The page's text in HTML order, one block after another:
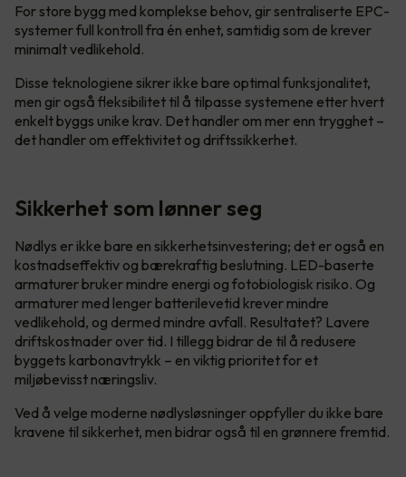
For store bygg med komplekse behov, gir sentraliserte EPC-
systemer full kontroll fra én enhet, samtidig som de krever
minimalt vedlikehold.
Disse teknologiene sikrer ikke bare optimal funksjonalitet,
men gir også fleksibilitet til å tilpasse systemene etter hvert
enkelt byggs unike krav. Det handler om mer enn trygghet –
det handler om effektivitet og driftssikkerhet.
Sikkerhet som lønner seg
Nødlys er ikke bare en sikkerhetsinvestering; det er også en
kostnadseffektiv og bærekraftig beslutning. LED-baserte
armaturer bruker mindre energi og fotobiologisk risiko. Og
armaturer med lenger batterilevetid krever mindre
vedlikehold, og dermed mindre avfall. Resultatet? Lavere
driftskostnader over tid. I tillegg bidrar de til å redusere
byggets karbonavtrykk – en viktig prioritet for et
miljøbevisst næringsliv.
Ved å velge moderne nødlysløsninger oppfyller du ikke bare
kravene til sikkerhet, men bidrar også til en grønnere fremtid.